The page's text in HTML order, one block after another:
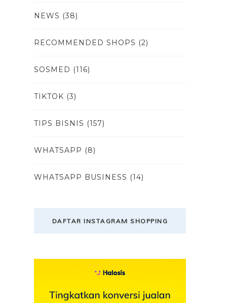
NEWS (38)
RECOMMENDED SHOPS (2)
SOSMED (116)
TIKTOK (3)
TIPS BISNIS (157)
WHATSAPP (8)
WHATSAPP BUSINESS (14)
DAFTAR INSTAGRAM SHOPPING